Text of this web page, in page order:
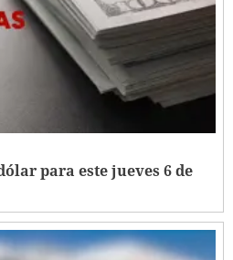
para este jueves 6 de